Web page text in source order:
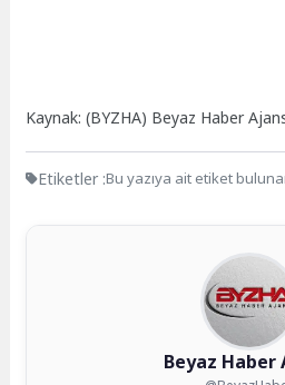
Kaynak: (BYZHA) Beyaz Haber
Etiketler :Bu yazıya ait etiket
Beyaz Haber